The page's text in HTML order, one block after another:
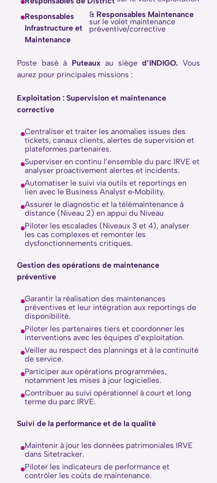
Responsables
Infrastructure et
Maintenance
& Responsables Maintenance
sur le volet maintenance
préventive/corrective
Poste basé à Puteaux au sièged’INDIGO. Vous
aurez pour principales missions :
Exploitation : Supervision et maintenance
corrective
Centraliser et traiter les anomalies issues des
tickets, canaux clients, alertes de supervision et
plateformes partenaires.
Superviser en continu l’ensemble du parc IRVE et
analyser proactivement alertes et incidents.
Automatiser le suivi via outils et reportings en
lien avec le Business Analyst e‑Mobility.
Assurer le diagnostic et la télémaintenance à
distance (Niveau 2) en appui du Niveau
Piloter les escalades (Niveaux 3 et 4), analyser
les cas complexes et remonter les
dysfonctionnements critiques.
Gestion des opérations de maintenance
préventive
Garantir la réalisation des maintenances
préventives et leur intégration aux reportings de
disponibilité.
Piloter les partenaires tiers et coordonner les
interventions avec les équipes d’exploitation.
Veiller au respect des plannings et à la continuité
de service.
Participer aux opérations programmées,
notamment les mises à jour logicielles.
Contribuer au suivi opérationnel à court et long
terme du parc IRVE.
Suivi de la performance et de la qualité
Maintenir à jour les données patrimoniales IRVE
dans Sitetracker.
Piloter les indicateurs de performance et
contrôler les coûts de maintenance.